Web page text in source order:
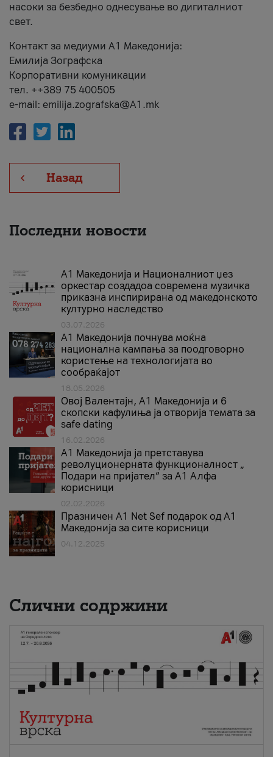
насоки за безбедно однесување во дигиталниот
свет.
Контакт за медиуми А1 Македонија:
Емилија Зографска
Корпоративни комуникации
тел. ++389 75 400505
e-mail: emilija.zografska@A1.mk
Назад
Последни новости
А1 Македонија и Националниот џез
оркестар создадоа современа музичка
приказна инспирирана од македонското
културно наследство
03.07.2026
A1 Македонија почнува моќна
национална кампања за поодговорно
користење на технологијата во
сообраќајот
18.05.2026
Овој Валентајн, A1 Македонија и 6
скопски кафулиња ја отворија темата за
safe dating
16.02.2026
А1 Македонија ја претставува
револуционерната функционалност „
Подари на пријател“ за А1 Алфа
корисници
02.02.2026
Празничен A1 Net Sеf подарок од А1
Македонија за сите корисници
04.12.2025
Слични содржини